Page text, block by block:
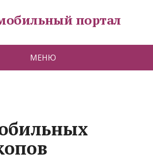
портал
МЕНЮ